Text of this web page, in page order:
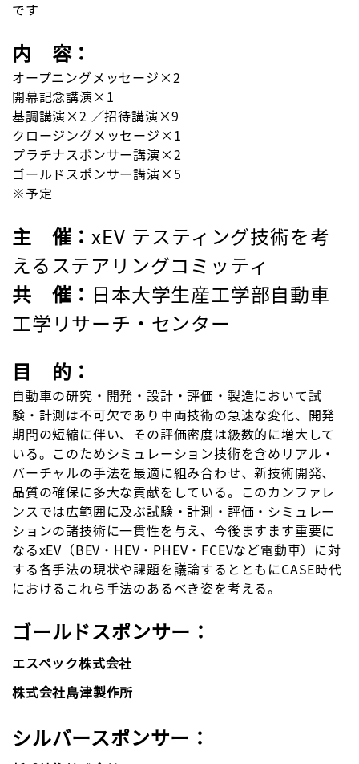
です
内 容：
オープニングメッセージ×2
開幕記念講演×1
基調講演×2 ／招待講演×9
クロージングメッセージ×1
プラチナスポンサー講演×2
ゴールドスポンサー講演×5
※予定
主 催： xEV テスティング技術を考
えるステアリングコミッティ
共 催：
日本大学生産工学部自動車
工学リサーチ・センター
目 的：
自動車の研究・開発・設計・評価・製造において試
験・計測は不可欠であり車両技術の急速な変化、開発
期間の短縮に伴い、その評価密度は級数的に増大して
いる。このためシミュレーション技術を含めリアル・
バーチャルの手法を最適に組み合わせ、新技術開発、
品質の確保に多大な貢献をしている。このカンファレ
ンスでは広範囲に及ぶ試験・計測・評価・シミュレー
ションの諸技術に一貫性を与え、今後ますます重要に
なるxEV（BEV・HEV・PHEV・FCEVなど電動車）に対
する各手法の現状や課題を議論するとともにCASE時代
におけるこれら手法のあるべき姿を考える。
ゴールドスポンサー：
エスペック株式会社
株式会社島津製作所
シルバースポンサー：